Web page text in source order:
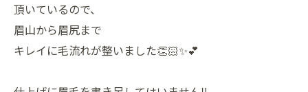
頂いているので、
眉山から眉尻まで
キレイに毛流れが整いました👏🏻✨💕